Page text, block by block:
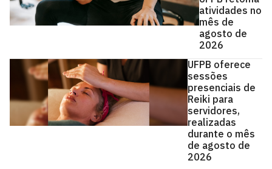
atividades no
mês de
agosto de
2026
UFPB oferece
sessões
presenciais de
Reiki para
servidores,
realizadas
durante o mês
de agosto de
2026